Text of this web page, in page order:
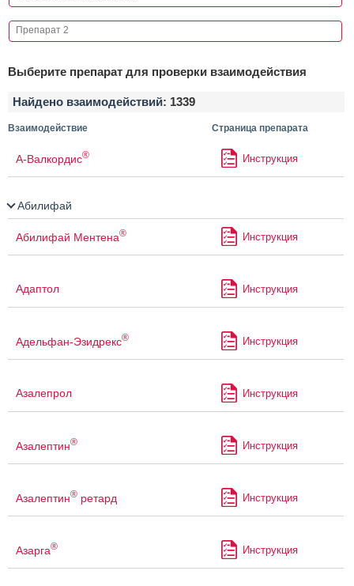
Выберите препарат для проверки взаимодействия
Найдено взаимодействий: 1339
Взаимодействие Страница препарата
А-Валкордис® Инструкция
Абилифай
Абилифай Ментена® Инструкция
Адаптол Инструкция
Адельфан-Эзидрекс® Инструкция
Азалепрол Инструкция
Азалептин® Инструкция
Азалептин® ретард Инструкция
Азарга® Инструкция